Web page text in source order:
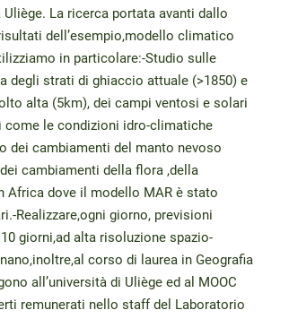
La ricerca portata avanti dallo
dell’esempio,modello climatico
in particolare:-Studio sulle
degli strati di ghiaccio attuale (>1850) e
alta (5km), dei campi ventosi e solari
le condizioni idro-climatiche
dei cambiamenti del manto nevoso
cambiamenti della flora ,della
Africa dove il modello MAR è stato
Realizzare,ogni giorno, previsioni
giorni,ad alta risoluzione spazio-
corso di laurea in Geografia
all’università di Uliège ed al MOOC
remunerati nello staff del Laboratorio